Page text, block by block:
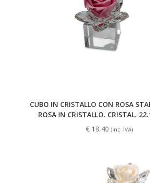
CUBO IN CRISTALLO CON ROSA
ROSA IN CRISTALLO. CRISTAL.
€ 18,40 (Inc. IVA)